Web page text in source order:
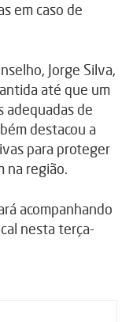
em caso de
Jorge Silva,
até que um
adequadas de
destacou a
para proteger
na região.
acompanhando
nesta terça-